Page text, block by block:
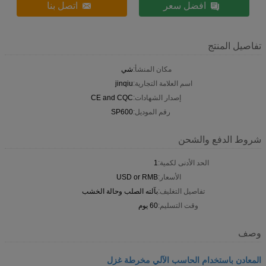
افضل سعر اتصل بنا
تفاصيل المنتج
مكان المنشأ:شي
اسم العلامة التجارية:jinqiu
إصدار الشهادات:CE and CQC
رقم الموديل:SP600
شروط الدفع والشحن
الحد الأدنى لكمية:1
الأسعار:USD or RMB
تفاصيل التغليف:بآلته الصلب وحالة الخشب
وقت التسليم:60 يوم
وصف
المعادن باستخدام الحاسب الآلي مخرطة غزل